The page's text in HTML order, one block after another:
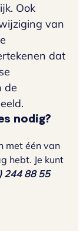
nodig?
met één van
hebt. Je kunt
244 88 55
Ook
van
dat
de